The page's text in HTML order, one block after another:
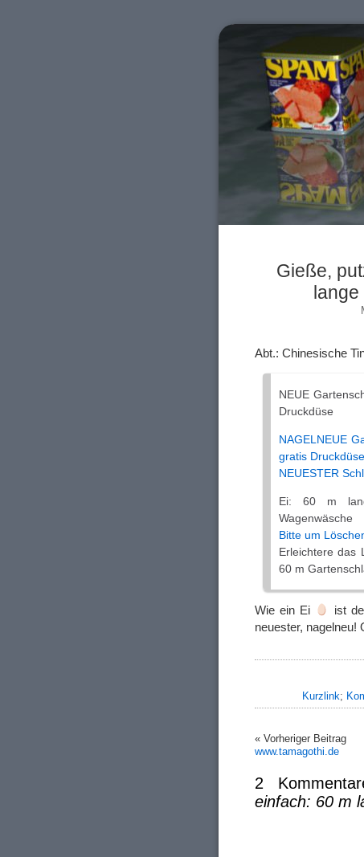
Gieße,
Abt.: Chinesische
NEUE
Druckdüse
NAGELNEUE
gratis Druckdüse
NEUESTER
Ei: 60 m
Wagenwäsche
Bitte um
Erleichtere das
60 m
Wie ein Ei
ist
neuester, nagelneu!
Kurzlink;
« Vorheriger Beitrag
www.tamagothi.de
2
einfach: 60 m